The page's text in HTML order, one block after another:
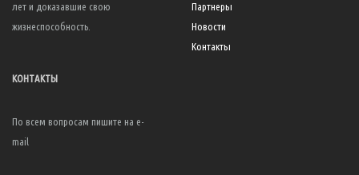
лет и доказавшие свою
жизнеспособность.
Партнеры
Новости
Контакты
КОНТАКТЫ
По всем вопросам пишите на e-
mail